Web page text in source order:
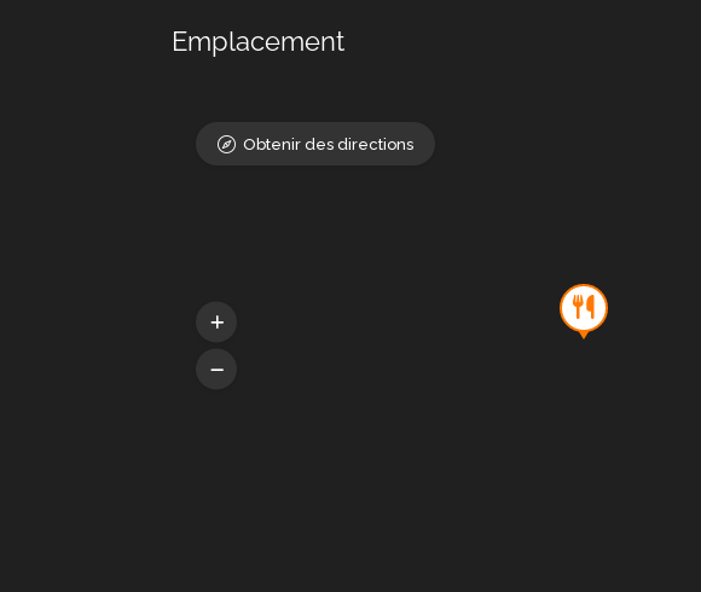
Emplacement
Obtenir des directions